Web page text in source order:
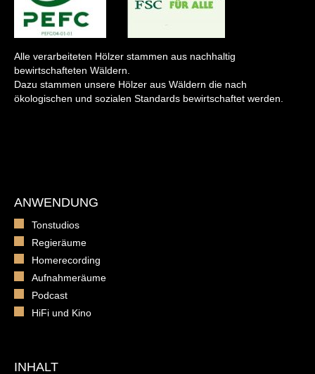
Alle verarbeiteten Hölzer stammen aus nachhaltig
bewirtschafteten Wäldern.
Dazu stammen unsere Hölzer aus Wäldern die nach
ökologischen und sozialen Standards bewirtschaftet werden.
ANWENDUNG
Tonstudios
Regieräume
Homerecording
Aufnahmeräume
Podcast
HiFi und Kino
INHALT